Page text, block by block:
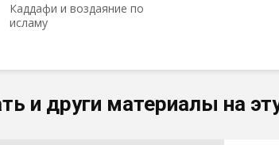
Каддафи и воздаяние по
исламу
и други материалы на